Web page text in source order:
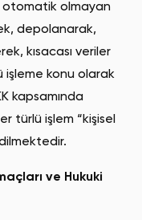
otomatik olmayan
depolanarak,
kısacası veriler
işleme konu olarak
kapsamında
türlü işlem “kişisel
ve Hukuki